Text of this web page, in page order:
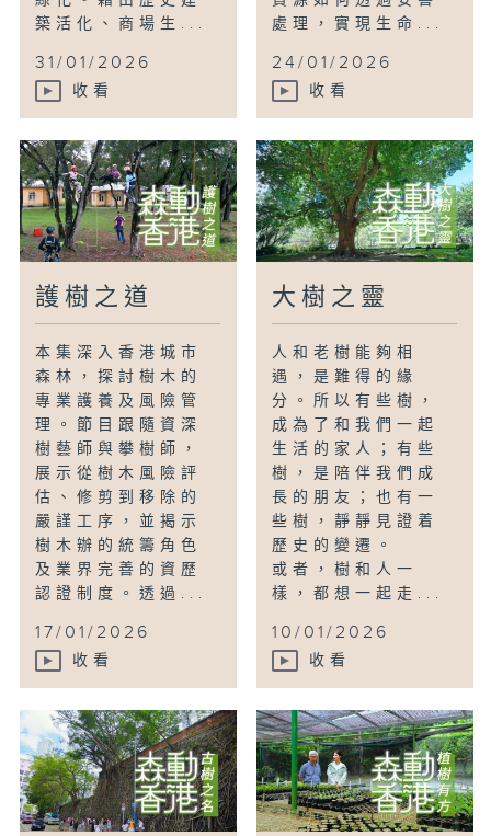
築活化、商場生...
31/01/2026
收看
處理，實現生命...
24/01/2026
收看
護樹之道
本集深入香港城市
森林，探討樹木的
專業護養及風險管
理。節目跟隨資深
樹藝師與攀樹師，
展示從樹木風險評
估、修剪到移除的
嚴謹工序，並揭示
樹木辦的統籌角色
及業界完善的資歷
認證制度。透過...
17/01/2026
收看
大樹之靈
人和老樹能夠相
遇，是難得的緣
分。所以有些樹，
成為了和我們一起
生活的家人；有些
樹，是陪伴我們成
長的朋友；也有一
些樹，靜靜見證着
歷史的變遷。
或者，樹和人一
樣，都想一起走...
10/01/2026
收看